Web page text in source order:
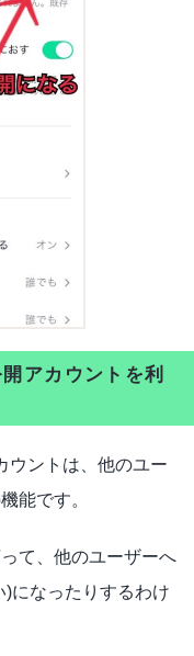
アカウントを利
ウントは、他のユー
能です。
て、他のユーザーへ
になったりするわけ